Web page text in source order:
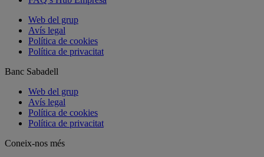
Web del grup
Avís legal
Política de cookies
Política de privacitat
Banc Sabadell
Web del grup
Avís legal
Política de cookies
Política de privacitat
Coneix-nos més